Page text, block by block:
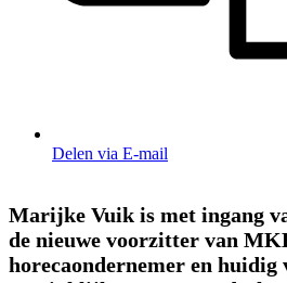
Delen via E-mail
Marijke Vuik is met ingang
de nieuwe voorzitter van
horecaondernemer en